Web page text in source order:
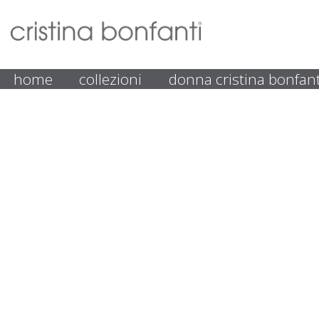
home collezioni donna cristina